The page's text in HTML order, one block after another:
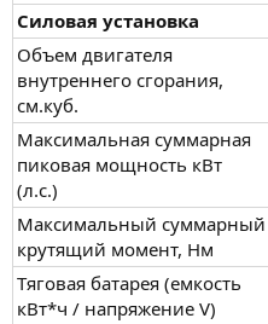
Силовая установка
Объем двигателя
внутреннего сгорания,
см.куб.
Максимальная суммарная
пиковая мощность кВт
(л.с.)
Максимальный суммарный
крутящий момент, Нм
Тяговая батарея (емкость
кВт*ч / напряжение V)